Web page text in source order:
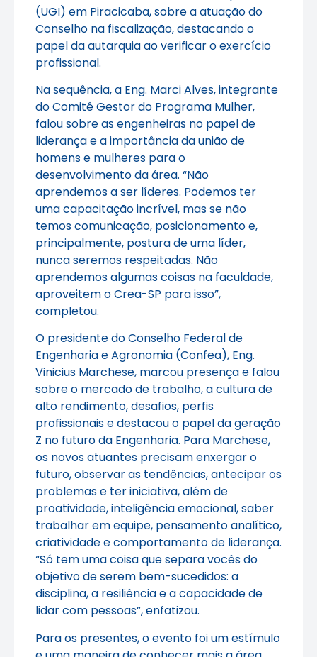
(UGI) em Piracicaba, sobre a atuação do
Conselho na fiscalização, destacando o
papel da autarquia ao verificar o exercício
profissional.
Na sequência, a Eng. Marci Alves, integrante
do Comitê Gestor do Programa Mulher,
falou sobre as engenheiras no papel de
liderança e a importância da união de
homens e mulheres para o
desenvolvimento da área. “Não
aprendemos a ser líderes. Podemos ter
uma capacitação incrível, mas se não
temos comunicação, posicionamento e,
principalmente, postura de uma líder,
nunca seremos respeitadas. Não
aprendemos algumas coisas na faculdade,
aproveitem o Crea-SP para isso”,
completou.
O presidente do Conselho Federal de
Engenharia e Agronomia (Confea), Eng.
Vinicius Marchese, marcou presença e falou
sobre o mercado de trabalho, a cultura de
alto rendimento, desafios, perfis
profissionais e destacou o papel da geração
Z no futuro da Engenharia. Para Marchese,
os novos atuantes precisam enxergar o
futuro, observar as tendências, antecipar os
problemas e ter iniciativa, além de
proatividade, inteligência emocional, saber
trabalhar em equipe, pensamento analítico,
criatividade e comportamento de liderança.
“Só tem uma coisa que separa vocês do
objetivo de serem bem-sucedidos: a
disciplina, a resiliência e a capacidade de
lidar com pessoas”, enfatizou.
Para os presentes, o evento foi um estímulo